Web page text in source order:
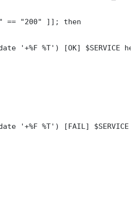
== "200" ]]; then
'+%F %T') [OK] $SERVICE
'+%F %T') [FAIL] $SERVICE